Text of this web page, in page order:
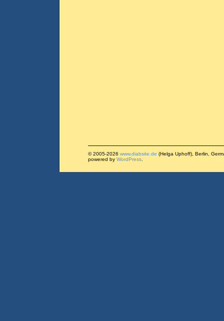
© 2005-2026 www.diabsite.de (Helga Uphoff), Berlin,
powered by WordPress.